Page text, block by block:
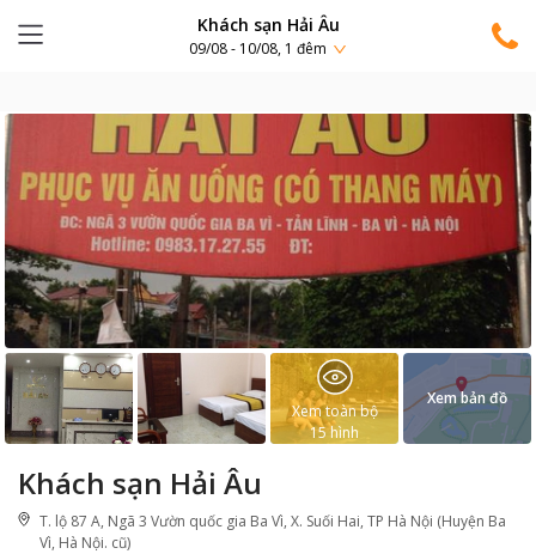
Khách sạn Hải Âu
09/08 - 10/08, 1 đêm
Khách sạn Hải Âu
T. lộ 87 A, Ngã 3 Vườn quốc gia Ba Vì, X. Suối Hai, TP Hà Nội (Huyện Ba
Vì, Hà Nội. cũ)
Xem toàn bộ
15hình
Xem bản đồ